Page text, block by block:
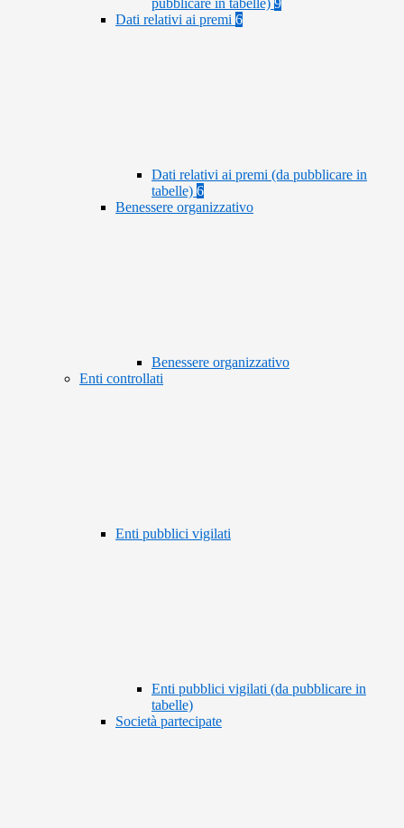
pubblicare in tabelle) 9
Dati relativi ai premi 6
Dati relativi ai premi (da pubblicare in
tabelle) 6
Benessere organizzativo
Benessere organizzativo
Enti controllati
Enti pubblici vigilati
Enti pubblici vigilati (da pubblicare in
tabelle)
Società partecipate